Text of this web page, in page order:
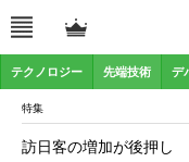
テクノロジー 先端技術 デ
特集
訪日客の増加が後押し